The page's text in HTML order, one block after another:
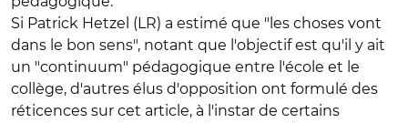
Si Patrick Hetzel (LR) a estimé que "les choses vont
dans le bon sens", notant que l'objectif est qu'il y ait
un "continuum" pédagogique entre l'école et le
collège, d'autres élus d'opposition ont formulé des
réticences sur cet article, à l'instar de certains